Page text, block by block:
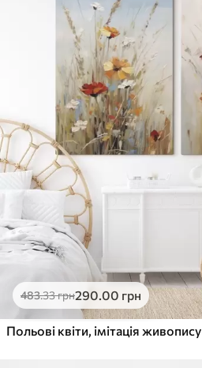
483.33грн290.00 грн
Польові квіти, імітація живопису